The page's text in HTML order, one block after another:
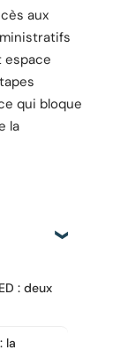
aux
espace
qui bloque
la
: deux
la